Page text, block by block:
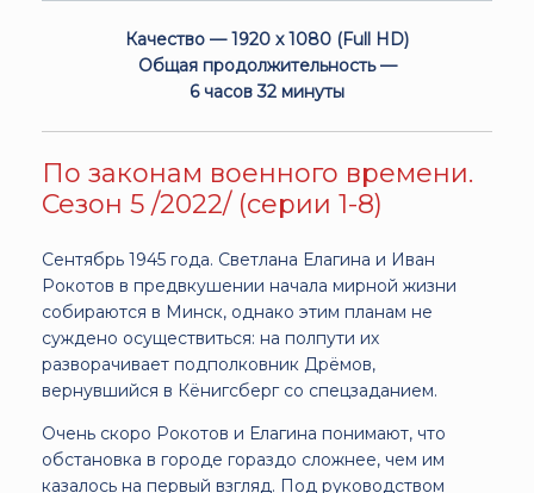
Качество — 1920 x 1080 (Full HD)
Общая продолжительность —
6 часов 32 минуты
По законам военного времени.
Сезон 5 /2022/ (серии 1-8)
Сентябрь 1945 года. Светлана Елагина и Иван
Рокотов в предвкушении начала мирной жизни
собираются в Минск, однако этим планам не
суждено осуществиться: на полпути их
разворачивает подполковник Дрёмов,
вернувшийся в Кёнигсберг со спецзаданием.
Очень скоро Рокотов и Елагина понимают, что
обстановка в городе гораздо сложнее, чем им
казалось на первый взгляд. Под руководством